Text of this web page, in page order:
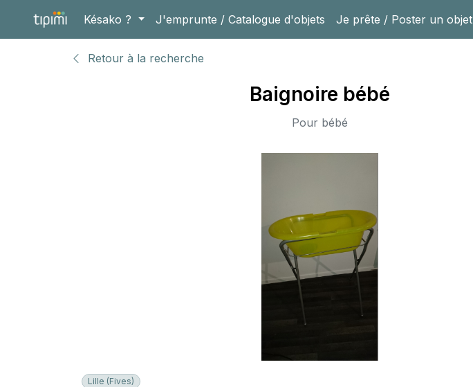
Késako ? J'emprunte / Catalogue d'objets Je prête / Poster un objet
Retour à la recherche
Baignoire bébé
Pour bébé
Lille (Fives)